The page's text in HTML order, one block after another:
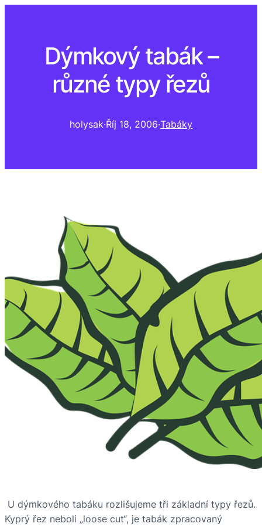
Dýmkový tabák –
různé typy řezů
holysak·Říj 18, 2006·Tabáky
U dýmkového tabáku rozlišujeme tři základní typy řezů.
Kyprý řez neboli „loose cut“, je tabák zpracovaný